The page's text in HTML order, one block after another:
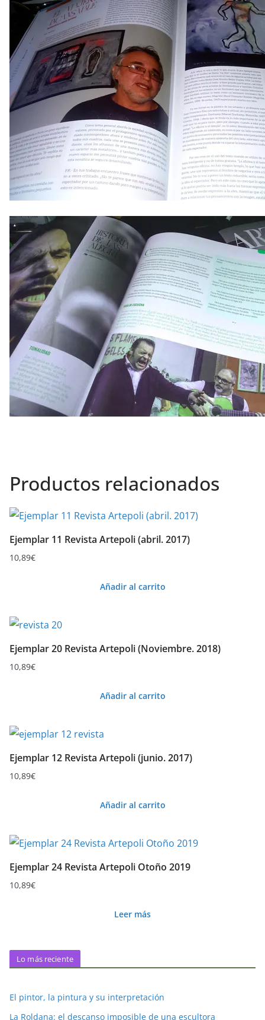
Productos relacionados
Ejemplar 11 Revista Artepoli (abril. 2017)
10,89€
Añadir al carrito
Ejemplar 20 Revista Artepoli (Noviembre. 2018)
10,89€
Añadir al carrito
Ejemplar 12 Revista Artepoli (junio. 2017)
10,89€
Añadir al carrito
Ejemplar 24 Revista Artepoli Otoño 2019
10,89€
Leer más
Lo más reciente
El pintor, la pintura y su interpretación
La Roldana: el descanso imposible de una escultora